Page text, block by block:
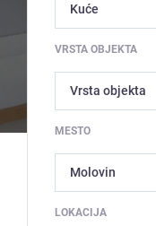
VRSTA OBJEKTA
MESTO
LOKACIJA